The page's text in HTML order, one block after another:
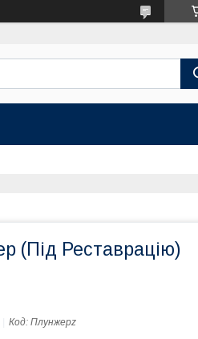
(Під Реставрацію)
Код: Плунжерz